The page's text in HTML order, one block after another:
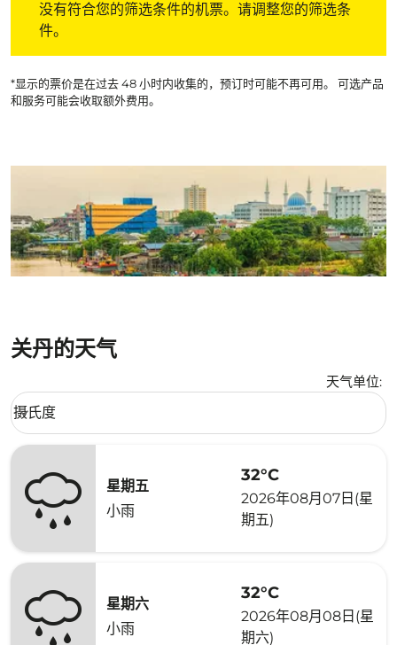
没有符合您的筛选条件的机票。请调整您的筛选条
件。
*显示的票价是在过去 48 小时内收集的，预订时可能不再可用。 可选产品
和服务可能会收取额外费用。
关丹的天气
天气单位:
Weather unit option 摄氏度 Selected
摄氏度
keyboard_arrow_down
星期五
小雨
32°C
2026年08月07日(星
期五)
星期六
小雨
32°C
2026年08月08日(星
期六)